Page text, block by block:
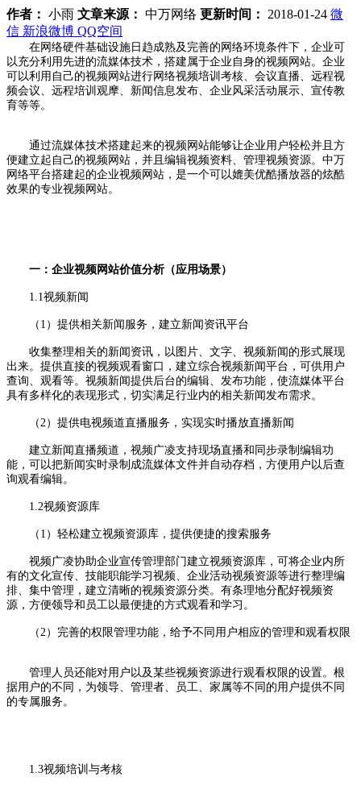
作者： 小雨 文章来源： 中万网络 更新时间： 2018-01-24 微
信 新浪微博 QQ空间
在网络硬件基础设施日趋成熟及完善的网络环境条件下，企业可
以充分利用先进的流媒体技术，搭建属于企业自身的视频网站。企业
可以利用自己的视频网站进行网络视频培训考核、会议直播、远程视
频会议、远程培训观摩、新闻信息发布、企业风采活动展示、宣传教
育等等。
通过流媒体技术搭建起来的视频网站能够让企业用户轻松并且方
便建立起自己的视频网站，并且编辑视频资料、管理视频资源。中万
网络平台搭建起的企业视频网站，是一个可以媲美优酷播放器的炫酷
效果的专业视频网站。
一：企业视频网站价值分析（应用场景）
1.1视频新闻
（1）提供相关新闻服务，建立新闻资讯平台
收集整理相关的新闻资讯，以图片、文字、视频新闻的形式展现
出来。提供直接的视频观看窗口，建立综合视频新闻平台，可供用户
查询、观看等。视频新闻提供后台的编辑、发布功能，使流媒体平台
具有多样化的表现形式，切实满足行业内的相关新闻发布需求。
（2）提供电视频道直播服务，实现实时播放直播新闻
建立新闻直播频道，视频广凌支持现场直播和同步录制编辑功
能，可以把新闻实时录制成流媒体文件并自动存档，方便用户以后查
询观看编辑。
1.2视频资源库
（1）轻松建立视频资源库，提供便捷的搜索服务
视频广凌协助企业宣传管理部门建立视频资源库，可将企业内所
有的文化宣传、技能职能学习视频、企业活动视频资源等进行整理编
排、集中管理，建立清晰的视频资源分类。有条理地分配好视频资
源，方便领导和员工以最便捷的方式观看和学习。
（2）完善的权限管理功能，给予不同用户相应的管理和观看权限
管理人员还能对用户以及某些视频资源进行观看权限的设置。根
据用户的不同，为领导、管理者、员工、家属等不同的用户提供不同
的专属服务。
1.3视频培训与考核